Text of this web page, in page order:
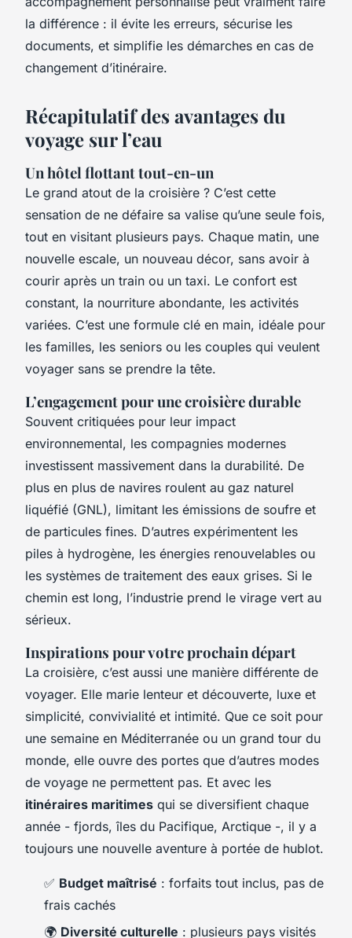
la différence : il évite les erreurs, sécurise les
documents, et simplifie les démarches en cas de
changement d’itinéraire.
Récapitulatif des avantages du
voyage sur l’eau
Un hôtel flottant tout-en-un
Le grand atout de la croisière ? C’est cette
sensation de ne défaire sa valise qu’une seule fois,
tout en visitant plusieurs pays. Chaque matin, une
nouvelle escale, un nouveau décor, sans avoir à
courir après un train ou un taxi. Le confort est
constant, la nourriture abondante, les activités
variées. C’est une formule clé en main, idéale pour
les familles, les seniors ou les couples qui veulent
voyager sans se prendre la tête.
L’engagement pour une croisière durable
Souvent critiquées pour leur impact
environnemental, les compagnies modernes
investissent massivement dans la durabilité. De
plus en plus de navires roulent au gaz naturel
liquéfié (GNL), limitant les émissions de soufre et
de particules fines. D’autres expérimentent les
piles à hydrogène, les énergies renouvelables ou
les systèmes de traitement des eaux grises. Si le
chemin est long, l’industrie prend le virage vert au
sérieux.
Inspirations pour votre prochain départ
La croisière, c’est aussi une manière différente de
voyager. Elle marie lenteur et découverte, luxe et
simplicité, convivialité et intimité. Que ce soit pour
une semaine en Méditerranée ou un grand tour du
monde, elle ouvre des portes que d’autres modes
de voyage ne permettent pas. Et avec les
itinéraires maritimes qui se diversifient chaque
année - fjords, îles du Pacifique, Arctique -, il y a
toujours une nouvelle aventure à portée de hublot.
✅ Budget maîtrisé : forfaits tout inclus, pas de
frais cachés
🌍 Diversité culturelle : plusieurs pays visités